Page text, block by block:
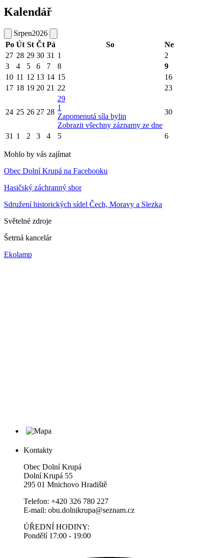
Kalendář
Srpen2026
Po Út St Čt Pá So
Ne
27 28 29 30 31 1
2
3
4 5 6 7 8
9
10 11 12 13 14 15
16
17 18 19 20 21 22 23
24 25 26 27 28
29
1
Zapomenutá síla bylin
Zobrazit všechny záznamy ze dne
30
31 1 2 3 4 5 6
Mohlo by vás zajímat
Obec Dolní Krupá na Facebooku
Hasičský záchranný sbor
Sdružení historických sídel Čech, Moravy a Slezka
Světelné zdroje
Šetrná kancelár
Ekolamp
Kontakty
Obec Dolní Krupá
Dolní Krupá 55
295 01 Mnichovo Hradiště
Telefon: +420 326 780 227
E-mail: obu.dolnikrupa@seznam.cz
ÚŘEDNÍ HODINY:
Pondělí 17:00 - 19:00